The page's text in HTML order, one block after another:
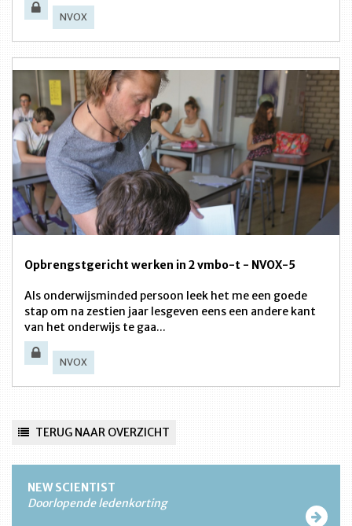
NVOX
Opbrengstgericht werken in 2 vmbo-t - NVOX-5
Als onderwijsminded persoon leek het me een goede
stap om na zestien jaar lesgeven eens een andere kant
van het onderwijs te gaa...
NVOX
TERUG NAAR OVERZICHT
NEW SCIENTIST
Doorlopende ledenkorting